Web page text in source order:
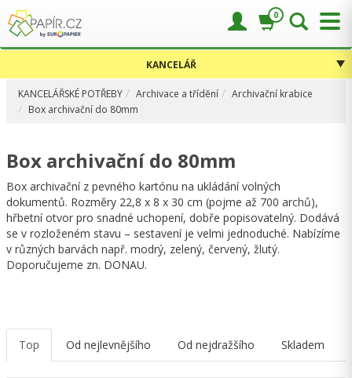
KANCELÁŘ
KANCELÁŘSKÉ POTŘEBY Archivace a třídění
Archivační krabice
Box archivační do 80mm
Box archivační do 80mm
Box archivační z pevného kartónu na ukládání volných
dokumentů. Rozměry 22,8 x 8 x 30 cm (pojme až 700 archů),
hřbetní otvor pro snadné uchopení, dobře popisovatelný­. Dodává
se v rozloženém stavu – sestavení je velmi jednoduché. Na­bízíme
v různých barvách např. modrý, zelený, červený, žlutý.
Doporučujeme zn. DONAU.
Top Od nejlevnějšího Od nejdražšího Skladem
0